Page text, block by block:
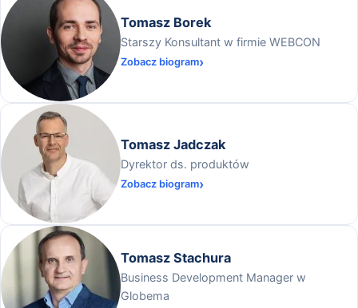
Tomasz Borek
Starszy Konsultant w firmie WEBCON
Zobacz biogram
Tomasz Jadczak
Dyrektor ds. produktów
Zobacz biogram
Tomasz Stachura
Business Development Manager w
Globema